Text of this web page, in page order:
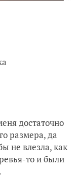
достаточно
размера, да
не влезла, как
то и были